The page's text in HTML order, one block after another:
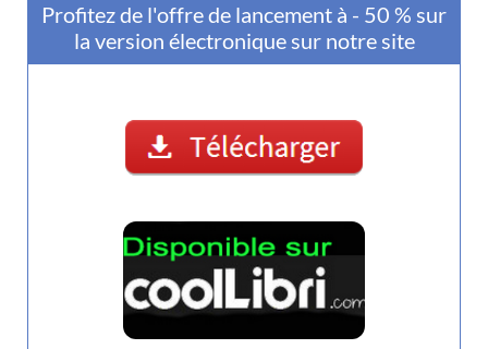
Profitez de l'offre de lancement à - 50 % sur
la version électronique sur notre site